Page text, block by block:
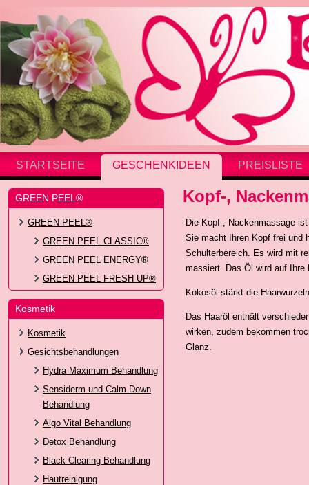
STARTSEITE GESCHENKIDEEN PREISLISTE
GREEN PEEL®
GREEN PEEL®
GREEN PEEL CLASSIC®
GREEN PEEL ENERGY®
GREEN PEEL FRESH UP®
Kosmetik
Kosmetik
Gesichtsbehandlungen
Hydra Maximum Behandlung
Sensiderm und Calm Down
Behandlung
Algo Vital Behandlung
Detox Behandlung
Black Clearing Behandlung
Hautreinigung
Kopf-,
Die Kopf-, Nackenmassage
Sie macht Ihren Kopf frei und
Schulterbereich. Es wird mit
massiert. Das Öl wird auf
Kokosöl stärkt die
Das Haaröl enthält
wirken, zudem bekommen
Glanz.